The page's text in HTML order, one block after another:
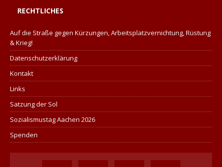
RECHTLICHES
Auf die Straße gegen Kürzungen, Arbeitsplatzvernichtung, Rüstung
& Krieg!
Datenschutzerklärung
Kontakt
Links
Satzung der Sol
Sozialismustag Aachen 2026
Spenden